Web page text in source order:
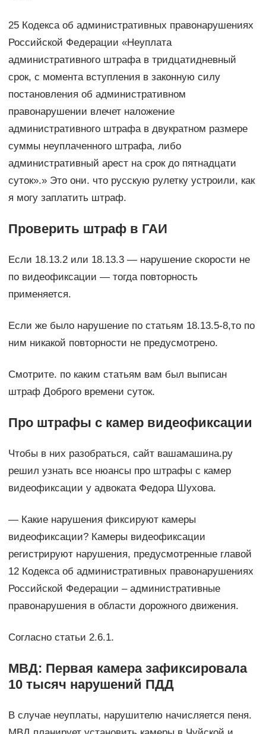
25 Кодекса об административных правонарушениях
Российской Федерации «Неуплата
административного штрафа в тридцатидневный
срок, с момента вступления в законную силу
постановления об административном
правонарушении влечет наложение
административного штрафа в двукратном размере
суммы неуплаченного штрафа, либо
административный арест на срок до пятнадцати
суток».» Это они. что русскую рулетку устроили, как
я могу заплатить штраф.
Проверить штраф в ГАИ
Если 18.13.2 или 18.13.3 — нарушение скорости не
по видеофиксации — тогда повторность
применяется.
Если же было нарушение по статьям 18.13.5-8,то по
ним никакой повторности не предусмотрено.
Смотрите. по каким статьям вам был выписан
штраф Доброго времени суток.
Про штрафы с камер видеофиксации
Чтобы в них разобраться, сайт вашамашина.ру
решил узнать все нюансы про штрафы с камер
видеофиксации у адвоката Федора Шухова.
— Какие нарушения фиксируют камеры
видеофиксации? Камеры видеофиксации
регистрируют нарушения, предусмотренные главой
12 Кодекса об административных правонарушениях
Российской Федерации – административные
правонарушения в области дорожного движения.
Согласно статьи 2.6.1.
МВД: Первая камера зафиксировала
10 тысяч нарушений ПДД
В случае неуплаты, нарушителю начисляется пеня.